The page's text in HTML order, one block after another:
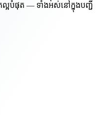
អបំផុត — ទាំងអស់នៅក្នុងបញ្ជី